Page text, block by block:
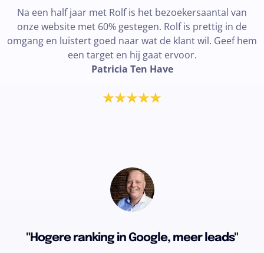
Na een half jaar met Rolf is het bezoekersaantal van
onze website met 60% gestegen. Rolf is prettig in de
omgang en luistert goed naar wat de klant wil. Geef hem
een target en hij gaat ervoor.
Patricia Ten Have
"Hogere ranking in Google, meer leads"